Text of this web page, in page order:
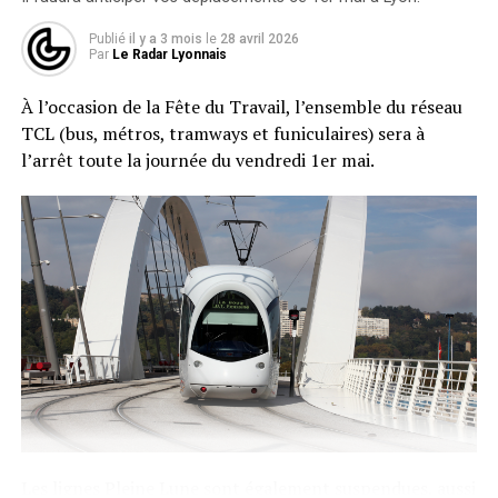
rapidité.
La compagnie, qui exploite aujourd’hui environ 200 vols
régionaux hebdomadaires vers 16 destinations en
France et en Europe, mise sur des liaisons transversales
de niche, moins bien couvertes par le ferroviaire. Une
stratégie cohérente avec les besoins de mobilité entre
régions qui entretiennent déjà des flux économiques
importants, notamment dans les secteurs du
numérique, de la cybersécurité ou de l’agroalimentaire.
Publié il y a 3 mois le 28 avril 2026
Par Le Radar Lyonnais
À l’occasion de la Fête du Travail, l’ensemble du réseau
TCL (bus, métros, tramways et funiculaires) sera à
l’arrêt toute la journée du vendredi 1er mai.